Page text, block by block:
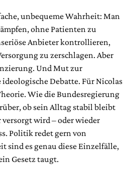
unbequeme Wahrheit: Man
ohne Patienten zu
Anbieter kontrollieren,
zu zerschlagen. Aber
Und Mut zur
Debatte. Für Nicolas
Wie die Bundesregierung
ob sein Alltag stabil bleibt
wird – oder wieder
Politik redet gern von
sind es genau diese Einzelfälle,
Gesetz taugt.